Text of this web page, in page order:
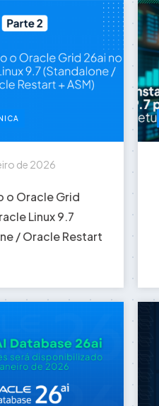
de 2026
o Oracle Grid
Linux 9.7
/ Oracle Restart